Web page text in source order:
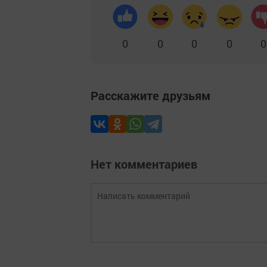
0 0 0 0 0
Расскажите друзьям
Нет комментариев